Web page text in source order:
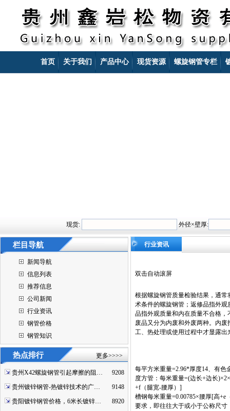
首页 关于我们 产品中心 现货资源 螺旋钢管专栏
现货: 外径×壁厚:
栏目导航
新闻导航
信息列表
推荐信息
公司新闻
行业资讯
钢管价格
钢管知识
热点排行 更多>>>>
贵州X42螺旋钢管引起摩擦的阻…
9208
贵州镀锌钢管-热镀锌技术的广…
9148
贵阳镀锌钢管价格，6米长镀锌…
8920
行业资讯
双击自动滚屏
根据螺旋钢管质量检验结果，通
术条件的螺旋钢管；返修品指外
品指外观质量和内在质量不合格
废品又分为内废和外废两种。内
工、热处理或使用过程中才显露
每平方米重量=2.96*厚度14、有色
度方管：每米重量=(边长+边长
+f（腿宽-腰厚）]
槽钢每米重量=0.00785×腰厚[高
要求，即往往大于或小于公称尺